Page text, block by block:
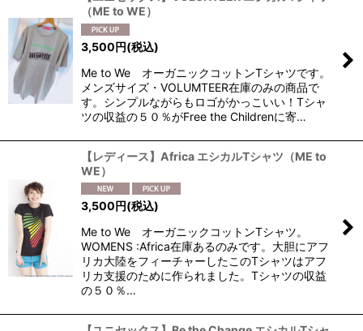
（ME to WE）
3,500円(税込)
Me to We オーガニックコットンTシャツです。
メンズサイズ・VOLUMTEER在庫のみの商品で
す。シンプルながらもロゴがかっこいい！Tシャ
ツの収益の５０％がFree the Childrenに寄…
【レディース】Africa エシカルTシャツ（ME to
WE）
3,500円(税込)
Me to We オーガニックコットンTシャツ。
WOMENS :Africa在庫あるのみです。大胆にアフ
リカ大陸をフィーチャーしたこのTシャツはアフ
リカ支援のために作られました。Tシャツの収益
の５０％…